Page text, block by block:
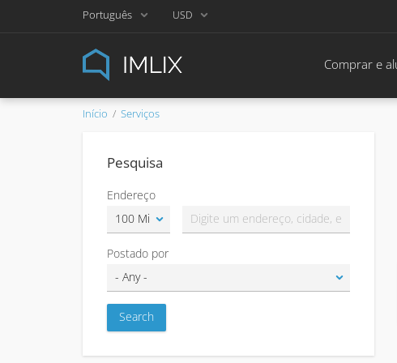
Português USD
Comprar e
Início Serviços
Pesquisa
Endereço
Postado por